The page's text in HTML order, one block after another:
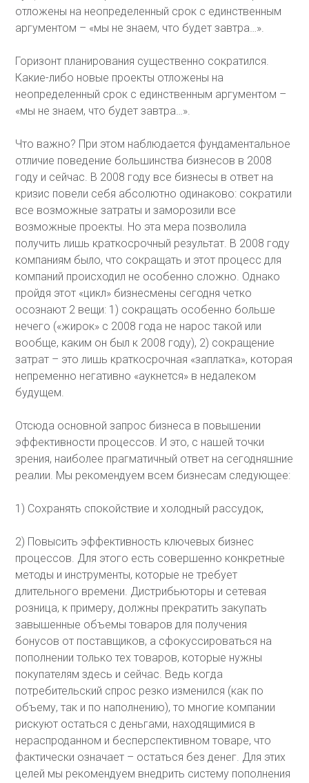
отложены на неопределенный срок с единственным
аргументом – «мы не знаем, что будет завтра…».
Горизонт планирования существенно сократился.
Какие-либо новые проекты отложены на
неопределенный срок с единственным аргументом –
«мы не знаем, что будет завтра…».
Что важно? При этом наблюдается фундаментальное
отличие поведение большинства бизнесов в 2008
году и сейчас. В 2008 году все бизнесы в ответ на
кризис повели себя абсолютно одинаково: сократили
все возможные затраты и заморозили все
возможные проекты. Но эта мера позволила
получить лишь краткосрочный результат. В 2008 году
компаниям было, что сокращать и этот процесс для
компаний происходил не особенно сложно. Однако
пройдя этот «цикл» бизнесмены сегодня четко
осознают 2 вещи: 1) сокращать особенно больше
нечего («жирок» с 2008 года не нарос такой или
вообще, каким он был к 2008 году), 2) сокращение
затрат – это лишь краткосрочная «заплатка», которая
непременно негативно «аукнется» в недалеком
будущем.
Отсюда основной запрос бизнеса в повышении
эффективности процессов. И это, с нашей точки
зрения, наиболее прагматичный ответ на сегодняшние
реалии. Мы рекомендуем всем бизнесам следующее:
1) Сохранять спокойствие и холодный рассудок,
2) Повысить эффективность ключевых бизнес
процессов. Для этого есть совершенно конкретные
методы и инструменты, которые не требует
длительного времени. Дистрибьюторы и сетевая
розница, к примеру, должны прекратить закупать
завышенные объемы товаров для получения
бонусов от поставщиков, а сфокуссироваться на
пополнении только тех товаров, которые нужны
покупателям здесь и сейчас. Ведь когда
потребительский спрос резко изменился (как по
объему, так и по наполнению), то многие компании
рискуют остаться с деньгами, находящимися в
нераспроданном и бесперспективном товаре, что
фактически означает – остаться без денег. Для этих
целей мы рекомендуем внедрить систему пополнения